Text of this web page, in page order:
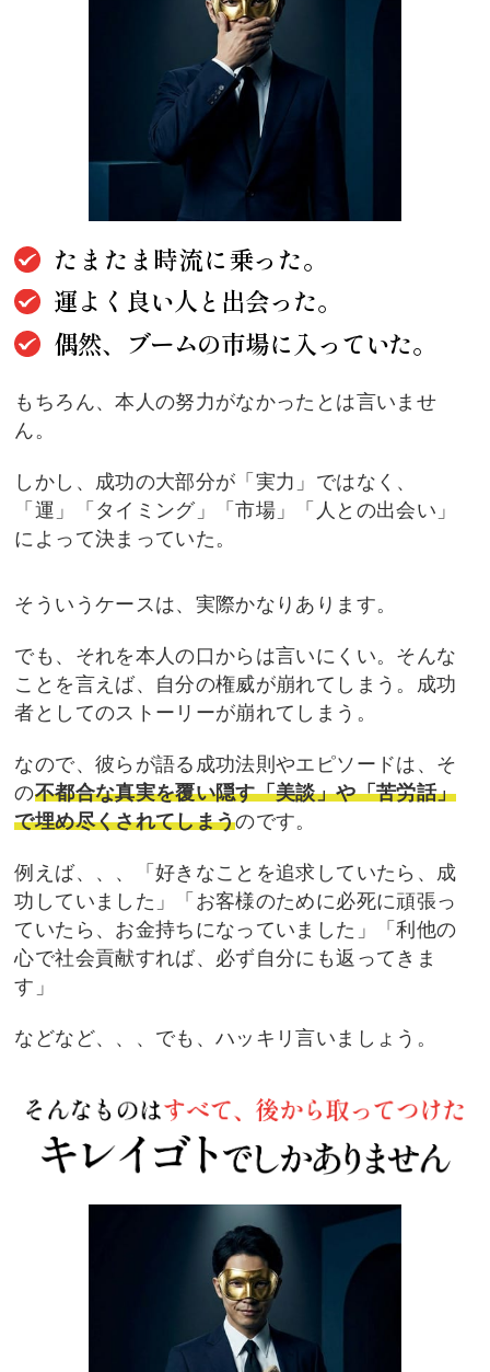
たまたま時流に乗った。
運よく良い人と出会った。
偶然、ブームの市場に入っていた。
もちろん、本人の努力がなかったとは言いませ
ん。
しかし、成功の大部分が「実力」ではなく、
「運」
「タイミング」「市場」「人との出会い」
によって決まっていた。
そういうケースは、実際かなりあります。
でも、それを本人の口からは言いにくい。そんな
ことを言えば、自分の権威が崩れてしまう。成功
者とし てのストーリーが崩れてしまう。
なので、彼らが語る成功法則やエピソードは、そ
の不都合な真実を覆い隠す「美談」や「苦労話」
で埋め尽くされてしまうのです。
例えば、、、「好きなことを追求していたら、成
功していました」「お客様のために必死に頑張っ
ていた ら、お金持ちになっていました」「利他の
心で社会貢献すれば、必ず自分にも返ってきま
す」
などなど、、、でも、ハッキリ言いましょう。